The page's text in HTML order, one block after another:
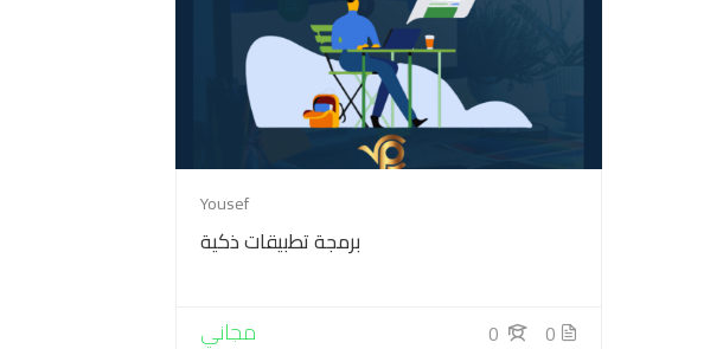
Yousef
برمجة تطبيقات ذكية
0 مجاني